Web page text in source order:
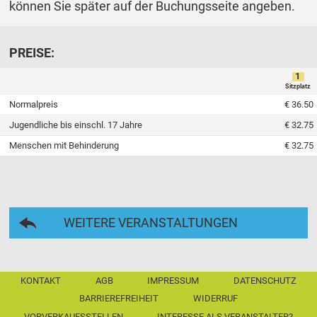
können Sie später auf der Buchungsseite angeben.
PREISE:
1
Sitzplatz
Normalpreis
€ 36.50
Jugendliche bis einschl. 17 Jahre
€ 32.75
Menschen mit Behinderung
€ 32.75
WEITERE VERANSTALTUNGEN
KONTAKT AGB IMPRESSUM
DATENSCHUTZ
BARRIEREFREIHEIT
WIDERRUF